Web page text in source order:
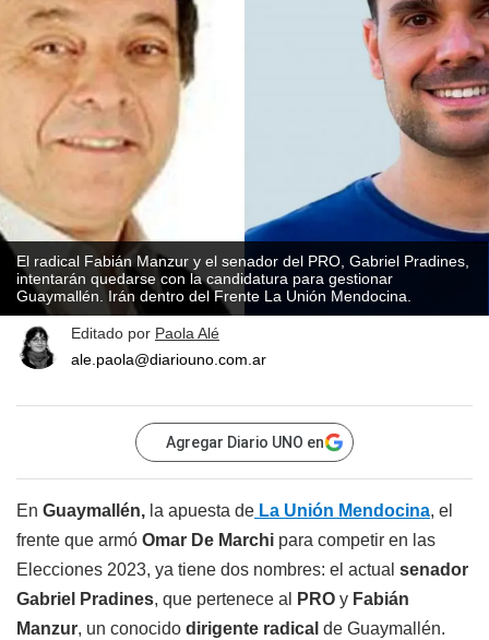
El radical Fabián Manzur y el senador del PRO, Gabriel Pradines,
intentarán quedarse con la candidatura para gestionar
Guaymallén. Irán dentro del Frente La Unión Mendocina.
Editado por Paola Alé
ale.paola@diariouno.com.ar
Agregar Diario UNO en
En Guaymallén, la apuesta de La Unión Mendocina, el
frente que armó Omar De Marchi para competir en las
Elecciones 2023, ya tiene dos nombres: el actual senador
Gabriel Pradines, que pertenece al PRO y Fabián
Manzur, un conocido dirigente radical de Guaymallén.